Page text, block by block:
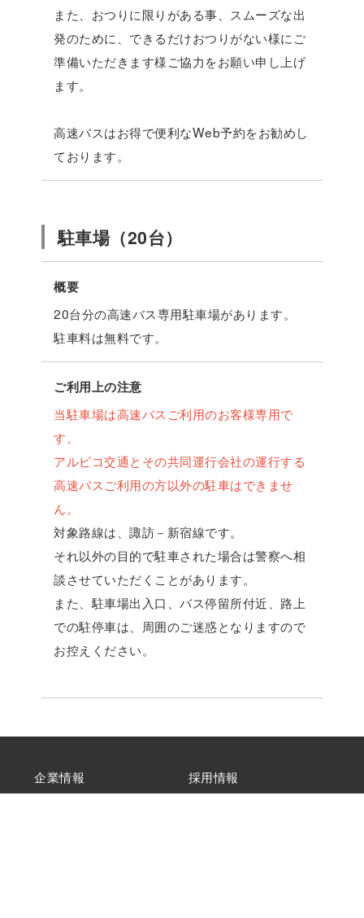
また、おつりに限りがある事、スムーズな出
発のために、できるだけおつりがない様にご
準備いただきます様ご協力をお願い申し上げ
ます。
高速バスはお得で便利なWeb予約をお勧めし
ております。
駐車場（20台）
概要
20台分の高速バス専用駐車場があります。
駐車料は無料です。
ご利用上の注意
当駐車場は高速バスご利用のお客様専用で
す。
アルピコ交通とその共同運行会社の運行する
高速バスご利用の方以外の駐車はできませ
ん。
対象路線は、諏訪－新宿線です。
それ以外の目的で駐車された場合は警察へ相
談させていただくことがあります。
また、駐車場出入口、バス停留所付近、路上
での駐停車は、周囲のご迷惑となりますので
お控えください。
企業情報
採用情報